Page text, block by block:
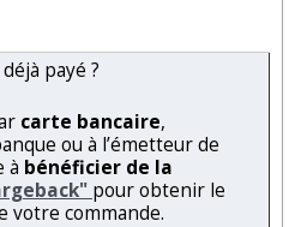
payé ?
carte bancaire,
ou à l’émetteur de
à bénéficier de la
pour obtenir le
votre commande.